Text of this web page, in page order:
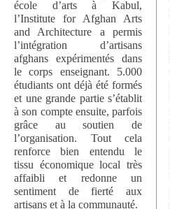
école d’arts à Kabul,
l’Institute for Afghan Arts
and Architecture a permis
l’intégration d’artisans
afghans expérimentés dans
le corps enseignant. 5.000
étudiants ont déjà été formés
et une grande partie s’établit
à son compte ensuite, parfois
grâce au soutien de
l’organisation. Tout cela
renforce bien entendu le
tissu économique local très
affaibli et redonne un
sentiment de fierté aux
artisans et à la communauté.